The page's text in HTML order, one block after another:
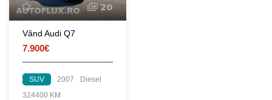
20
Vând Audi Q7
7.900€
SUV 2007
Diesel
324400 KM